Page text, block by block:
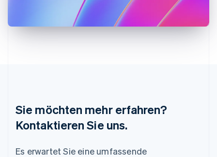
Sie möchten mehr erfahren?
Kontaktieren Sie uns.
Es erwartet Sie eine umfassende
Liechtenstein
DeutschEnglish
English
Mexiko
EspañolEnglish
English